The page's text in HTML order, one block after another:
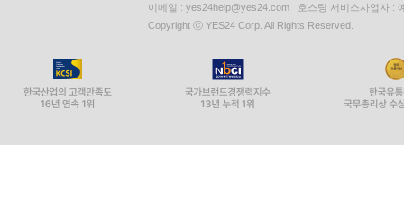
이메일 : yes24help@yes24.com 호스팅 서비스사업자 :
Copyright ⓒ YES24 Corp. All Rights Reserved.